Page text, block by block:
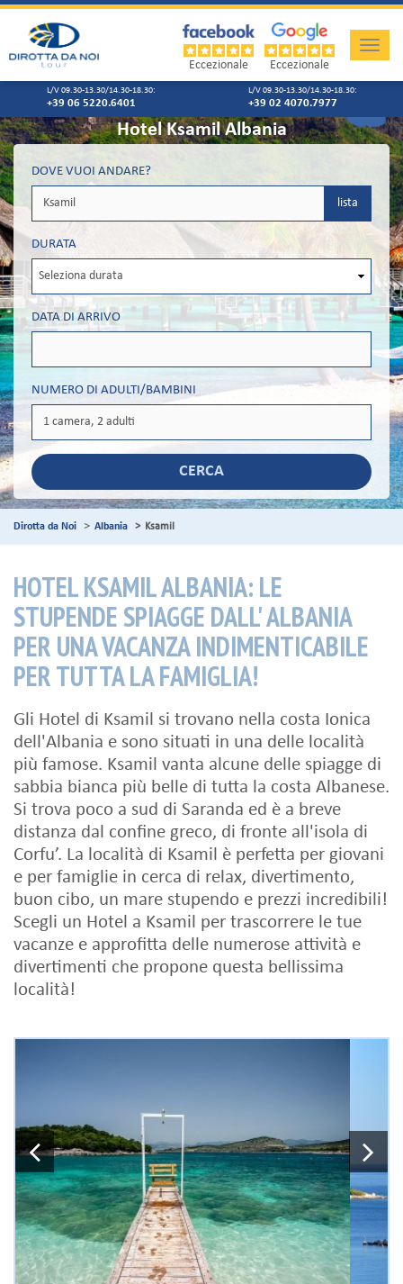
Toggle
Eccezionale Eccezionale
L/V 09.30-13.30/14.30-18.30:
+39 06 5220.6401
L/V 09.30-13.30/14.30-18.30:
+39 02 4070.7977
Hotel Ksamil Albania
DOVE VUOI ANDARE?
lista
DURATA
DATA DI ARRIVO
NUMERO DI ADULTI/BAMBINI
CERCA
Dirotta da Noi Albania Ksamil
HOTEL KSAMIL ALBANIA: LE
STUPENDE SPIAGGE DALL' ALBANIA
PER UNA VACANZA INDIMENTICABILE
PER TUTTA LA FAMIGLIA!
Gli Hotel di Ksamil si trovano nella costa Ionica
dell'Albania e sono situati in una delle località
più famose. Ksamil vanta alcune delle spiagge di
sabbia bianca più belle di tutta la costa Albanese.
Si trova poco a sud di Saranda ed è a breve
distanza dal confine greco, di fronte all'isola di
Corfu’. La località di Ksamil è perfetta per giovani
e per famiglie in cerca di relax, divertimento,
buon cibo, un mare stupendo e prezzi incredibili!
Scegli un Hotel a Ksamil per trascorrere le tue
vacanze e approfitta delle numerose attività e
divertimenti che propone questa bellissima
località!